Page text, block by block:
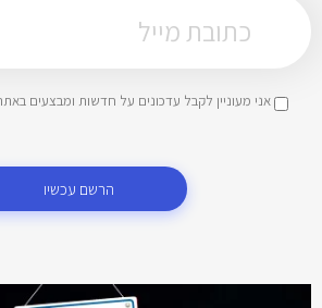
אני מעוניין לקבל עדכונים על חדשות ומבצעים
הרשם עכשיו